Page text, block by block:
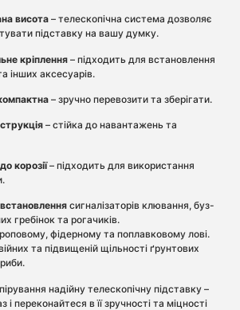
висота– телескопічна система дозволяє
підставку на вашу думку.
кріплення– підходить для встановлення
інших аксесуарів.
– зручно перевозити та зберігати.
– стійка до навантажень та
корозії– підходить для використання
сигналізаторів клювання, буз-
гребінок та рогачиків.
фідерному та поплавковому лові.
та підвищеній щільності ґрунтових
надійну телескопічну підставку –
переконайтеся в її зручності та міцності